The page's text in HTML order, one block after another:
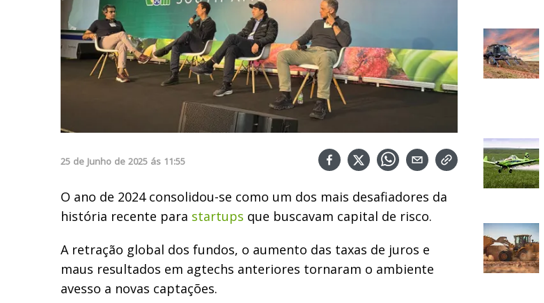
25 de Junho de 2025 ás 11:55
O ano de 2024 consolidou-se como um dos mais desafiadores da
história recente para startups que buscavam capital de risco.
A retração global dos fundos, o aumento das taxas de juros e
maus resultados em agtechs anteriores tornaram o ambiente
avesso a novas captações.